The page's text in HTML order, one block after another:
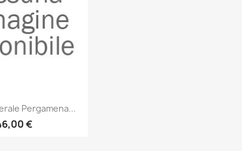
Pergamena...
€